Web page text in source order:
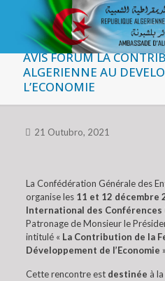
AVIS FORUM LA
ALGERIENNE AU
L’ECONOMIE
21 Outubro, 2021
La Confédération Générale des
organise les 11 et 12 décembre
International des Conférences
Patronage de Monsieur le
intitulé « La Contribution de la
Développement de l’Economie
Cette rencontre est destinée à